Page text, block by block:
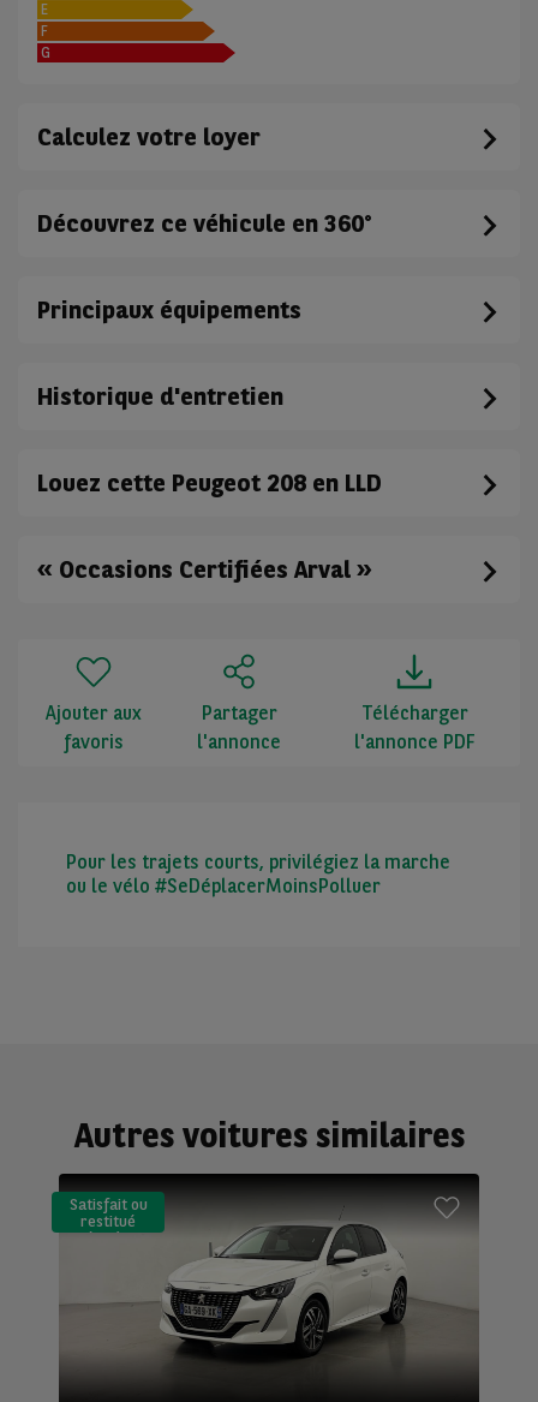
E
F
G
Calculez votre loyer
Découvrez ce véhicule en 360°
Principaux équipements
Historique d'entretien
Louez cette Peugeot 208 en LLD
« Occasions Certifiées Arval »
Ajouter aux
favoris
Partager
l'annonce
Télécharger
l'annonce PDF
Pour les trajets courts, privilégiez la marche
ou le vélo #SeDéplacerMoinsPolluer
Autres voitures similaires
Satisfait ou
restitué
(LLD)*